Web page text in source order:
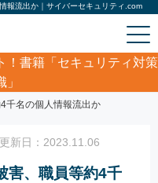
報流出か｜サイバーセキュリティ.com
！書籍「セキュリティ対策
漏洩ニュース
千名の個人情報流出か
新日：2023.11.06
害、職員等約4千